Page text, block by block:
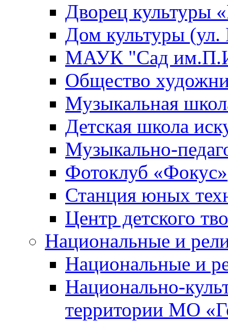
Дворец культуры
Дом культуры (ул.
МАУК "Сад
Общество
Музыкальная
Детская школа
Музыкально-
Фотоклуб «Фокус»
Станция юных
Центр детского
Национальные и
Национальные и
Национально-
территории МО